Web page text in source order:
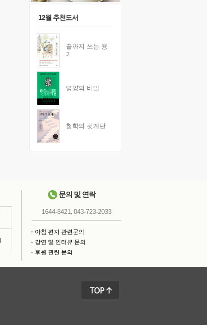
12월 추천도서
끝까지 쓰는 용
기
영양의 비밀
철학의 뒷계단
문의 및 연락
1644-8421, 043-723-2033
아침 편지 관련문의
강연 및 인터뷰 문의
후원 관련 문의